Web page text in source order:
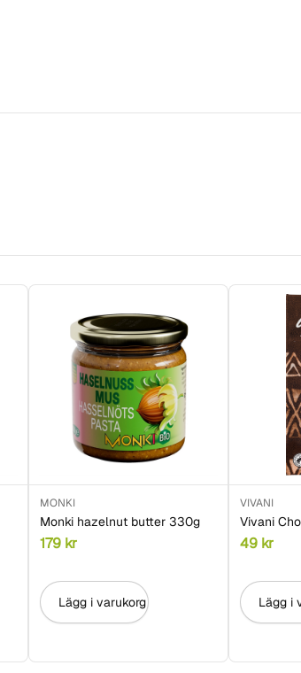
MONKI
Monki hazelnut butter 330g
179 kr
Lägg i varukorg
VIVANI
Vivani
49 kr
Lägg i